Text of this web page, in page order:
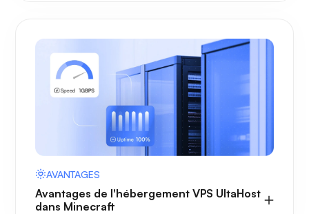
AVANTAGES
Avantages de l'hébergement VPS UltaHost
dans Minecraft